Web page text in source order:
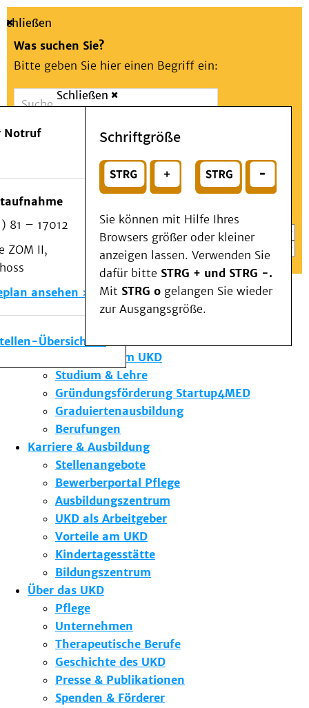
Suche
Schließen
Was suchen Sie?
Bitte geben Sie hier einen Begriff ein:
Suchen
oder
Wählen Sie ein Thema für Ihren Schnelleinstieg
Notfall
Schließen
Notruf
81 – 17012
ZOM II,
ansehen
Übersicht
Schriftgröße
Sie können mit Hilfe Ihres
Browsers größer oder kleiner
anzeigen lassen. Verwenden Sie
dafür bitte STRG + und STRG -.
Mit STRG o gelangen Sie wieder
zur Ausgangsgröße.
Menü
Patienten & Besucher
Kliniken/Institute/Zentren
Als Patient am UKD
Beratung und Unterstützung
Veranstaltungen
Kommunikation im Medizinwesen (KIM)
Notfall
Forschung & Lehre
Die Institute des UKD
Forschung am UKD
Studium & Lehre
Gründungsförderung Startup4MED
Graduiertenausbildung
Berufungen
Karriere & Ausbildung
Stellenangebote
Bewerberportal Pflege
Ausbildungszentrum
UKD als Arbeitgeber
Vorteile am UKD
Kindertagesstätte
Bildungszentrum
Über das UKD
Pflege
Unternehmen
Therapeutische Berufe
Geschichte des UKD
Presse & Publikationen
Spenden & Förderer